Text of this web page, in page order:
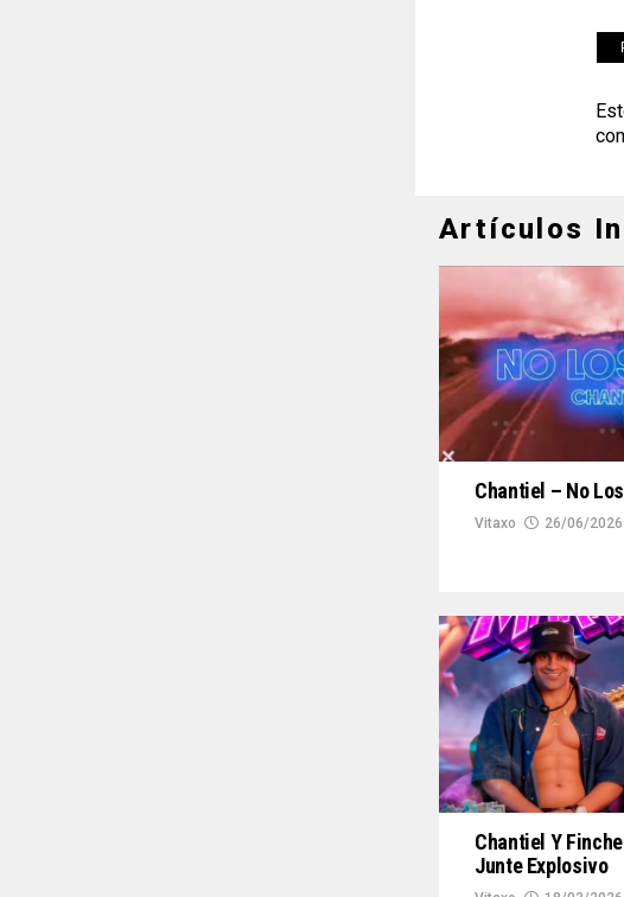
Artículos
Chantiel – No
Vitaxo 26/06/2026
Chantiel Y
Junte Explosivo